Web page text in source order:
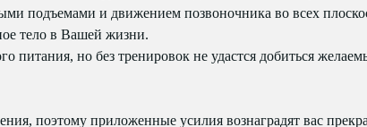
подъемами и движением позвоночника во всех
тело в Вашей жизни.
но без тренировок не удастся добиться
поэтому приложенные усилия вознаградят вас